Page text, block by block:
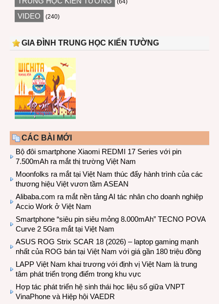
VIDEO (240)
GIA ĐÌNH TRUNG HỌC KIẾN TƯỜNG
CÁC BÀI MỚI
Bộ đôi smartphone Xiaomi REDMI 17 Series với pin
7.500mAh ra mắt thị trường Việt Nam
Moonfolks ra mắt tại Việt Nam thúc đẩy hành trình của các
thương hiệu Việt vươn tầm ASEAN
Alibaba.com ra mắt nền tảng AI tác nhân cho doanh nghiệp
Accio Work ở Việt Nam
Smartphone “siêu pin siêu mỏng 8.000mAh” TECNO POVA
Curve 2 5Gra mắt tại Việt Nam
ASUS ROG Strix SCAR 18 (2026) – laptop gaming mạnh
nhất của ROG bán tại Việt Nam với giá gần 180 triệu đồng
LAPP Việt Nam khai trương với định vị Việt Nam là trung
tâm phát triển trọng điểm trong khu vực
Hợp tác phát triển hệ sinh thái học liệu số giữa VNPT
VinaPhone và Hiệp hội VAEDR